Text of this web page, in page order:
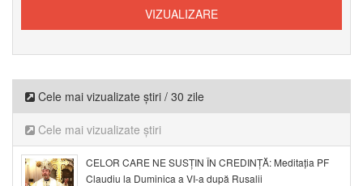
Cele mai vizualizate știri / 30 zile
Cele mai vizualizate știri
CELOR CARE NE SUSȚIN ÎN CREDINȚĂ: Meditația PF
Claudiu la Duminica a VI-a după Rusalii